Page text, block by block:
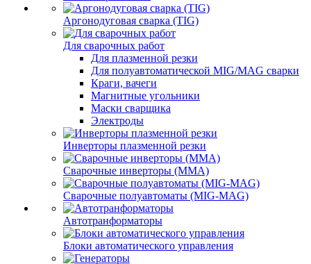
Аргонодуговая сварка (TIG)
Для сварочных работ
Для плазменной резки
Для полуавтоматической MIG/MAG сварки
Краги, вачеги
Магнитные угольники
Маски сварщика
Электроды
Инверторы плазменной резки
Сварочные инверторы (MMA)
Сварочные полуавтоматы (MIG-MAG)
Автотранформаторы
Блоки автоматического управления